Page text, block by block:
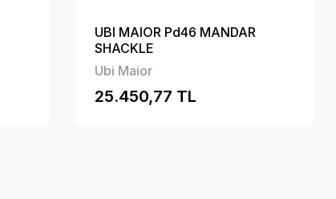
UBI MAIOR Pd46 MANDAR
SHACKLE
Ubi Maior
25.450,77 TL